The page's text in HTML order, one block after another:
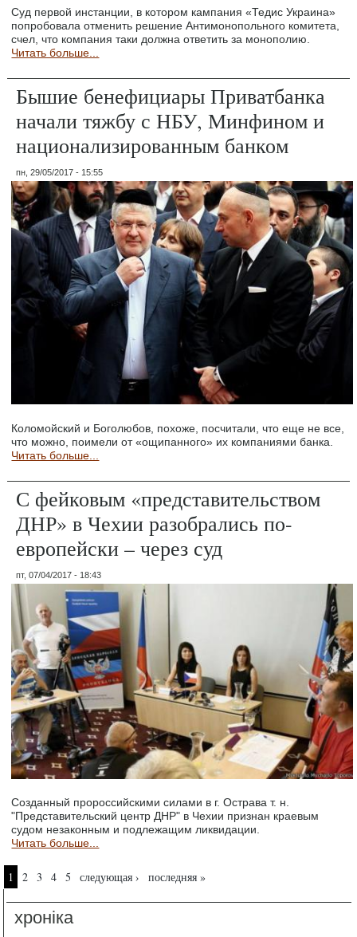
Суд первой инстанции, в котором кампания «Тедис Украина»
попробовала отменить решение Антимонопольного комитета,
счел, что компания таки должна ответить за монополию.
Читать больше...
Бышие бенефициары Приватбанка
начали тяжбу с НБУ, Минфином и
национализированным банком
пн, 29/05/2017 - 15:55
Коломойский и Боголюбов, похоже, посчитали, что еще не все,
что можно, поимели от «ощипанного» их компаниями банка.
Читать больше...
С фейковым «представительством
ДНР» в Чехии разобрались по-
европейски – через суд
пт, 07/04/2017 - 18:43
Созданный пророссийскими силами в г. Острава т. н.
"Представительский центр ДНР" в Чехии признан краевым
судом незаконным и подлежащим ликвидации.
Читать больше...
Страницы
1 2 3 4 5 следующая › последняя »
хроніка